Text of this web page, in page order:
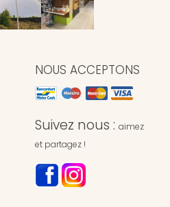
NOUS ACCEPTONS
Suivez nous : aimez
et partagez !